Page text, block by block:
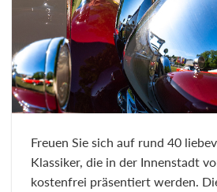
Freuen Sie sich auf rund 40
Klassiker, die in der Innenstadt
kostenfrei präsentiert werden.